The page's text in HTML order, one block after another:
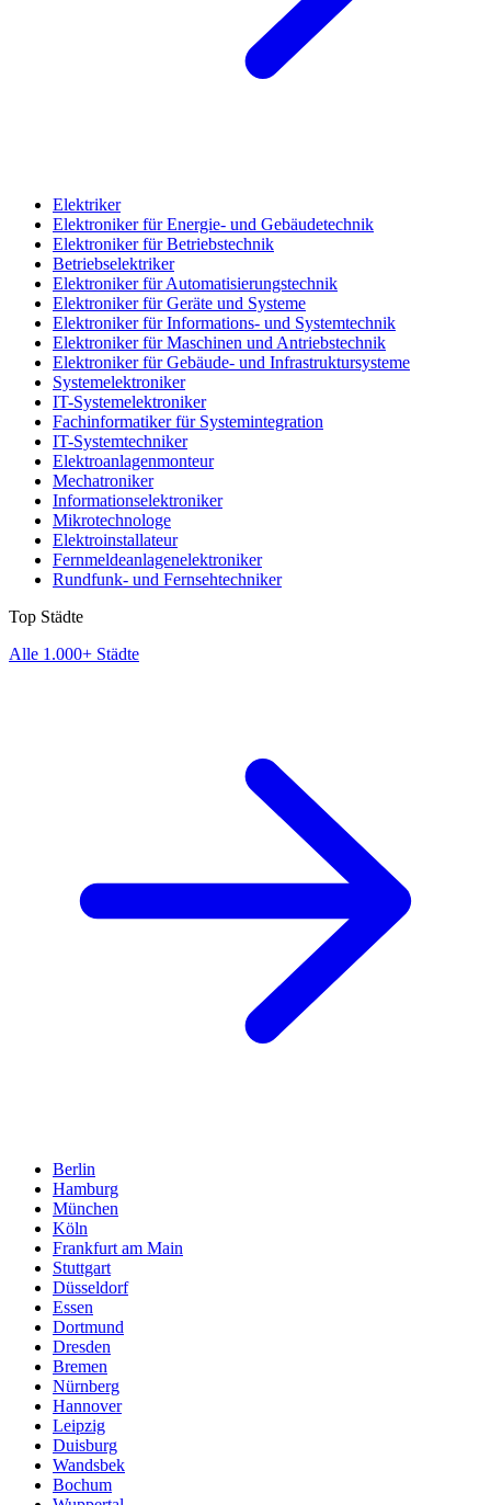
Elektriker
Elektroniker für Energie- und Gebäudetechnik
Elektroniker für Betriebstechnik
Betriebselektriker
Elektroniker für Automatisierungstechnik
Elektroniker für Geräte und Systeme
Elektroniker für Informations- und Systemtechnik
Elektroniker für Maschinen und Antriebstechnik
Elektroniker für Gebäude- und Infrastruktursysteme
Systemelektroniker
IT-Systemelektroniker
Fachinformatiker für Systemintegration
IT-Systemtechniker
Elektroanlagenmonteur
Mechatroniker
Informationselektroniker
Mikrotechnologe
Elektroinstallateur
Fernmeldeanlagenelektroniker
Rundfunk- und Fernsehtechniker
Top Städte
Alle 1.000+ Städte
Berlin
Hamburg
München
Köln
Frankfurt am Main
Stuttgart
Düsseldorf
Essen
Dortmund
Dresden
Bremen
Nürnberg
Hannover
Leipzig
Duisburg
Wandsbek
Bochum